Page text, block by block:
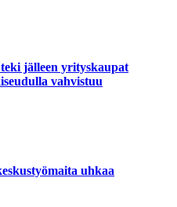
jälleen yrityskaupat
vahvistuu
uhkaa